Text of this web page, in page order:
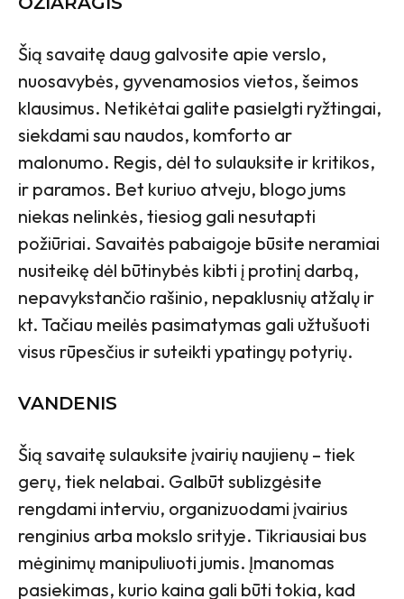
Šią savaitę daug galvosite apie verslo,
nuosavybės, gyvenamosios vietos, šeimos
klausimus. Netikėtai galite pasielgti ryžtingai,
siekdami sau naudos, komforto ar
malonumo. Regis, dėl to sulauksite ir kritikos,
ir paramos. Bet kuriuo atveju, blogo jums
niekas nelinkės, tiesiog gali nesutapti
požiūriai. Savaitės pabaigoje būsite neramiai
nusiteikę dėl būtinybės kibti į protinį darbą,
nepavykstančio rašinio, nepaklusnių atžalų ir
kt. Tačiau meilės pasimatymas gali užtušuoti
visus rūpesčius ir suteikti ypatingų potyrių.
VANDENIS
Šią savaitę sulauksite įvairių naujienų – tiek
gerų, tiek nelabai. Galbūt sublizgėsite
rengdami interviu, organizuodami įvairius
renginius arba mokslo srityje. Tikriausiai bus
mėginimų manipuliuoti jumis. Įmanomas
pasiekimas, kurio kaina gali būti tokia, kad